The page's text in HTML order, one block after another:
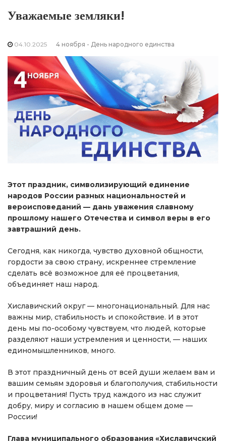
Уважаемые земляки!
04.10.2025 4 ноября - День народного единства
Этот праздник, символизирующий единение
народов России разных национальностей и
вероисповеданий — дань уважения славному
прошлому нашего Отечества и символ веры в его
завтрашний день.
Сегодня, как никогда, чувство духовной общности,
гордости за свою страну, искреннее стремление
сделать всё возможное для её процветания,
объединяет наш народ.
Хиславичский округ — многонациональный. Для нас
важны мир, стабильность и спокойствие. И в этот
день мы по-особому чувствуем, что людей, которые
разделяют наши устремления и ценности, — наших
единомышленников, много.
В этот праздничный день от всей души желаем вам и
вашим семьям здоровья и благополучия, стабильности
и процветания! Пусть труд каждого из нас служит
добру, миру и согласию в нашем общем доме —
России!
Глава муниципального образования «Хиславичский